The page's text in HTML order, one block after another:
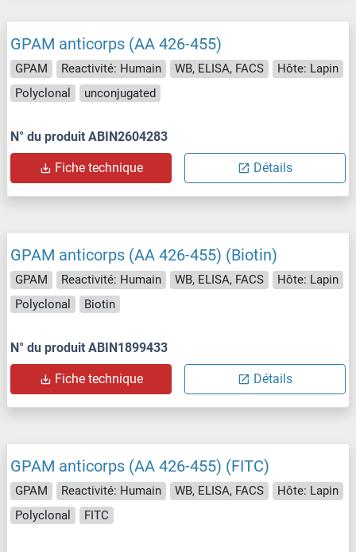
GPAM anticorps (AA 426-455)
GPAM Reactivité: Humain WB, ELISA, FACS
Hôte: Lapin
Polyclonal
unconjugated
N° du produit ABIN2604283
Fiche technique Détails
GPAM anticorps (AA 426-455) (Biotin)
GPAM Reactivité: Humain WB, ELISA, FACS
Hôte: Lapin
Polyclonal
Biotin
N° du produit ABIN1899433
Fiche technique Détails
GPAM anticorps (AA 426-455) (FITC)
GPAM Reactivité: Humain WB, ELISA, FACS
Hôte: Lapin
Polyclonal
FITC